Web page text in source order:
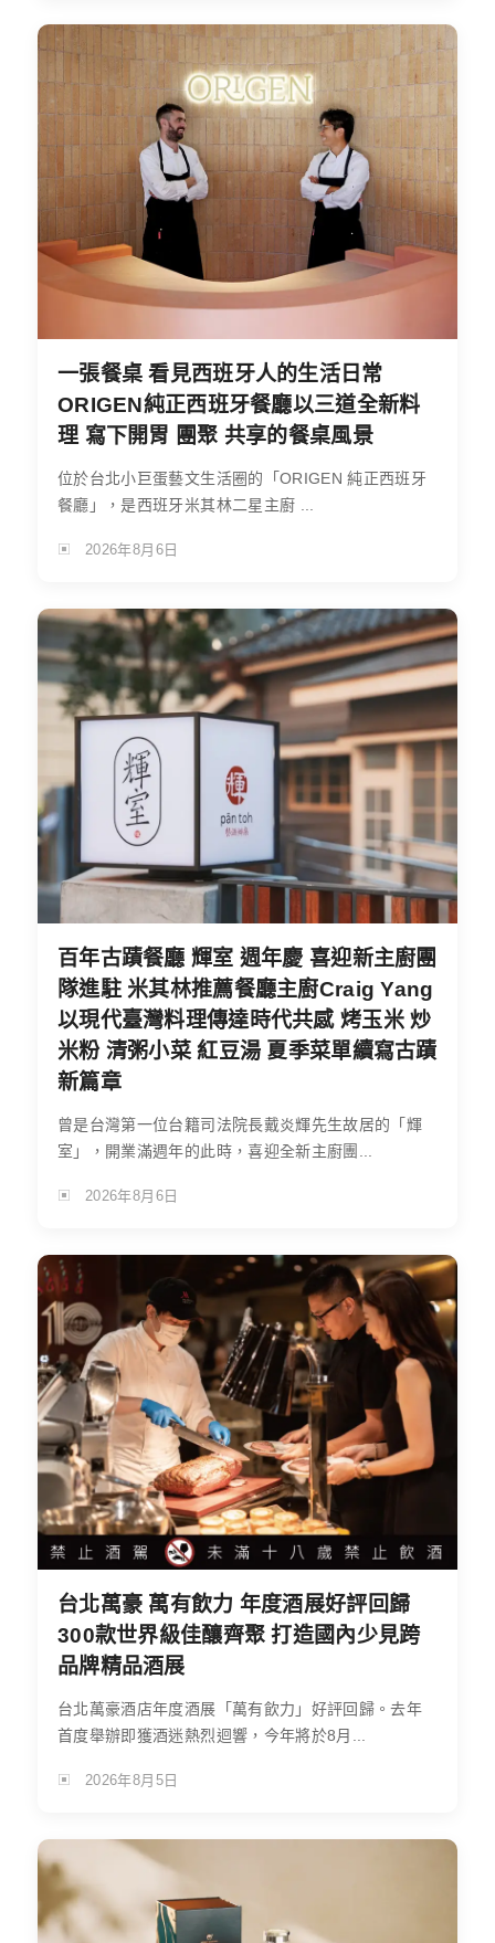
一張餐桌 看見西班牙人的生活日常
ORIGEN純正西班牙餐廳以三道全新料
理 寫下開胃 團聚 共享的餐桌風景
位於台北小巨蛋藝文生活圈的「ORIGEN 純正西班牙
餐廳」，是西班牙米其林二星主廚 ...
2026年8月6日
百年古蹟餐廳 輝室 週年慶 喜迎新主廚團
隊進駐 米其林推薦餐廳主廚Craig Yang
以現代臺灣料理傳達時代共感 烤玉米 炒
米粉 清粥小菜 紅豆湯 夏季菜單續寫古蹟
新篇章
曾是台灣第一位台籍司法院長戴炎輝先生故居的「輝
室」，開業滿週年的此時，喜迎全新主廚團...
2026年8月6日
台北萬豪 萬有飲力 年度酒展好評回歸
300款世界級佳釀齊聚 打造國內少見跨
品牌精品酒展
台北萬豪酒店年度酒展「萬有飲力」好評回歸。去年
首度舉辦即獲酒迷熱烈迴響，今年將於8月...
2026年8月5日